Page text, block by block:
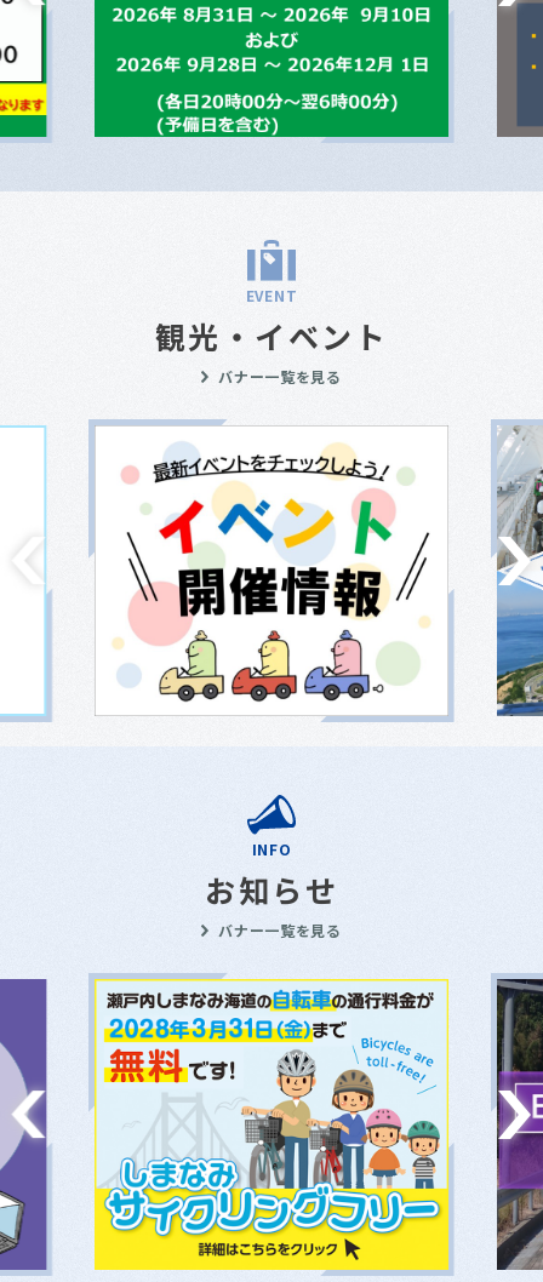
EVENT
観光・イベント
バナー一覧を見る
INFO
お知らせ
バナー一覧を見る